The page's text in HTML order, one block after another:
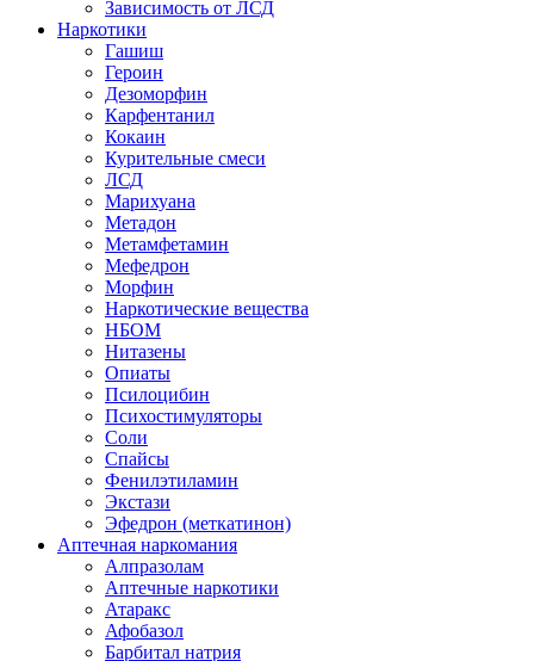
Зависимость от ЛСД
Наркотики
Гашиш
Героин
Дезоморфин
Карфентанил
Кокаин
Курительные смеси
ЛСД
Марихуана
Метадон
Метамфетамин
Мефедрон
Морфин
Наркотические вещества
НБОМ
Нитазены
Опиаты
Псилоцибин
Психостимуляторы
Соли
Спайсы
Фенилэтиламин
Экстази
Эфедрон (меткатинон)
Аптечная наркомания
Алпразолам
Аптечные наркотики
Атаракс
Афобазол
Барбитал натрия